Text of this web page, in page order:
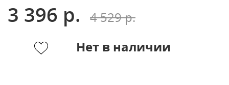
3 396 р.
4 529 р.
Нет в наличии